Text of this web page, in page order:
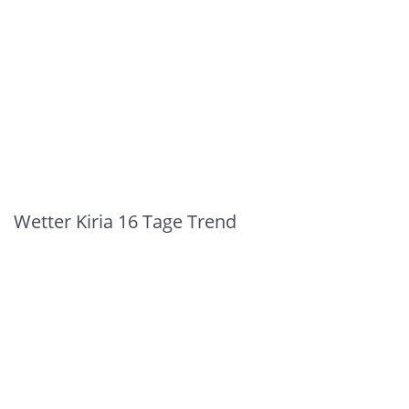
Wetter Kiria 16 Tage Trend